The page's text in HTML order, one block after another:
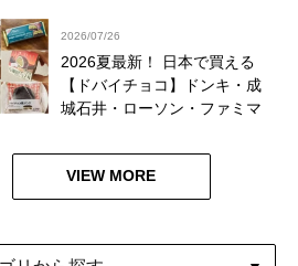
2026/07/26
2026夏最新！ 日本で買える
【ドバイチョコ】ドンキ・成
城石井・ローソン・ファミマ
VIEW MORE